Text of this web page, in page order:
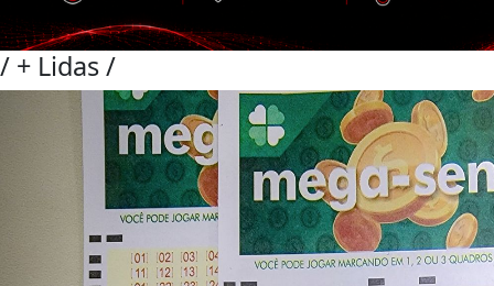
/ + Lidas/